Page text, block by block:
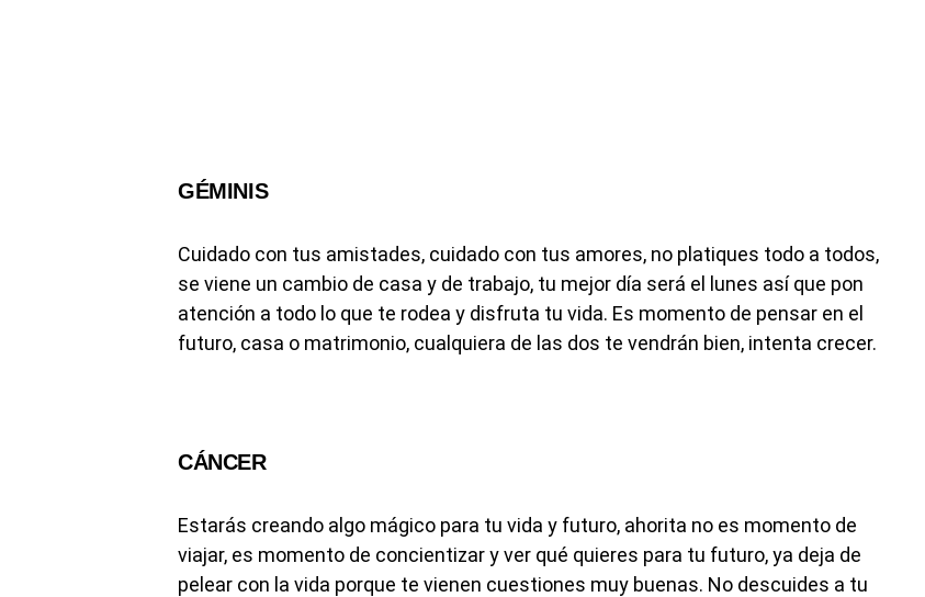
GÉMINIS
Cuidado con tus amistades, cuidado con tus amores, no platiques todo a todos,
se viene un cambio de casa y de trabajo, tu mejor día será el lunes así que pon
atención a todo lo que te rodea y disfruta tu vida. Es momento de pensar en el
futuro, casa o matrimonio, cualquiera de las dos te vendrán bien, intenta crecer.
CÁNCER
Estarás creando algo mágico para tu vida y futuro, ahorita no es momento de
viajar, es momento de concientizar y ver qué quieres para tu futuro, ya deja de
pelear con la vida porque te vienen cuestiones muy buenas. No descuides a tu